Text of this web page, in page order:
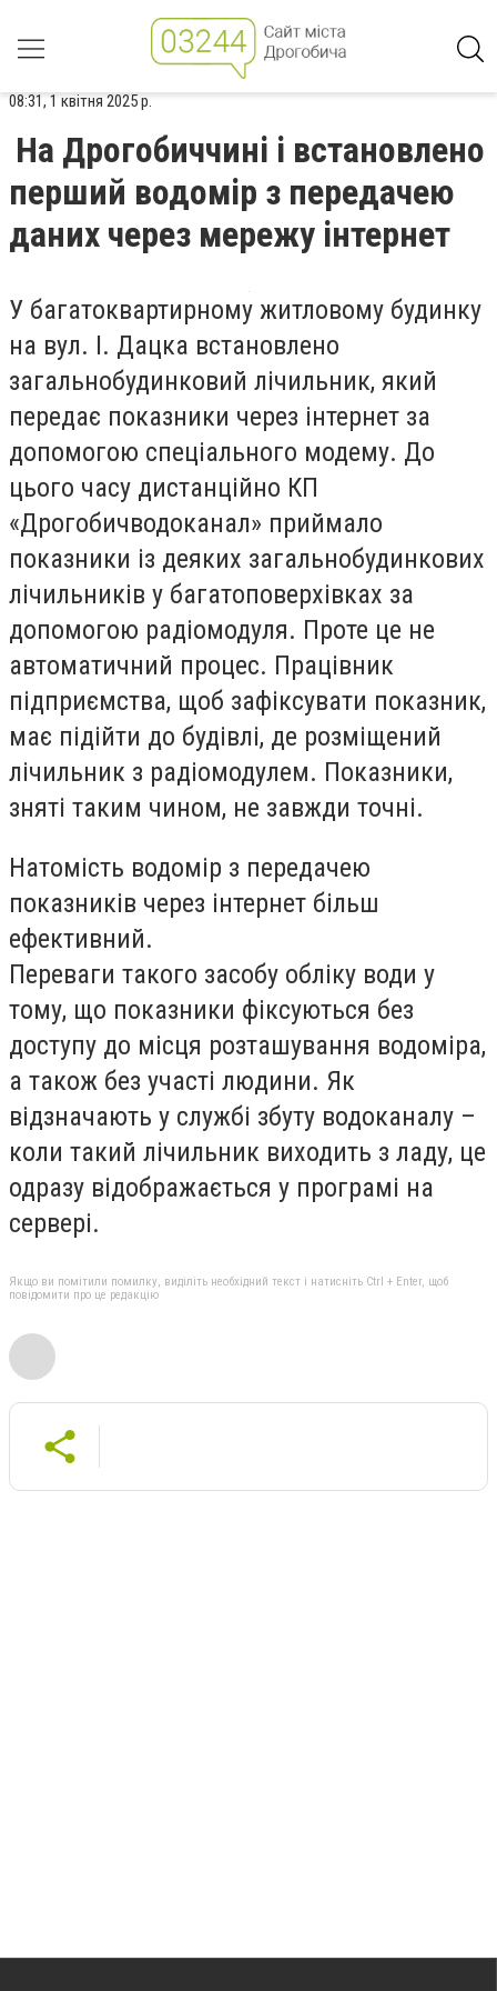
08:31, 1 квітня 2025 р.
На Дрогобиччині і встановлено
перший водомір з передачею
даних через мережу інтернет
У багатоквартирному житловому будинку
на вул. І. Дацка встановлено
загальнобудинковий лічильник, який
передає показники через інтернет за
допомогою спеціального модему. До
цього часу дистанційно КП
«Дрогобичводоканал» приймало
показники із деяких загальнобудинкових
лічильників у багатоповерхівках за
допомогою радіомодуля. Проте це не
автоматичний процес. Працівник
підприємства, щоб зафіксувати показник,
має підійти до будівлі, де розміщений
лічильник з радіомодулем. Показники,
зняті таким чином, не завжди точні.
Натомість водомір з передачею
показників через інтернет більш
ефективний.
Переваги такого засобу обліку води у
тому, що показники фіксуються без
доступу до місця розташування водоміра,
а також без участі людини. Як
відзначають у службі збуту водоканалу –
коли такий лічильник виходить з ладу, це
одразу відображається у програмі на
сервері.
Якщо ви помітили помилку, виділіть необхідний текст і натисніть Ctrl + Enter, щоб
повідомити про це редакцію